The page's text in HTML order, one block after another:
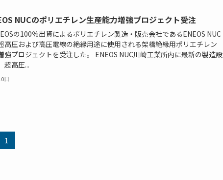
NUCのポリエチレン生産能力増強プロジェクト受注
の100％出資によるポリエチレン製造・販売会社であるENEOS NUC
高圧および高圧電線の絶縁用途に使用される架橋絶縁用ポリエチレン
強プロジェクトを受注した。 ENEOS NUC川崎工業所内に最新の製造設
超高圧...
日
1